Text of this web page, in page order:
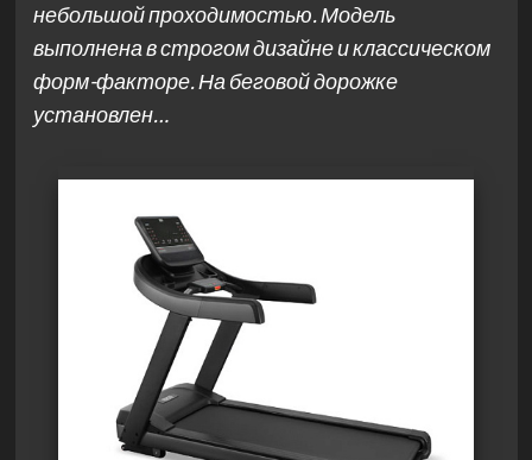
небольшой проходимостью. Модель
выполнена в строгом дизайне и классическом
форм-факторе. На беговой дорожке
установлен…